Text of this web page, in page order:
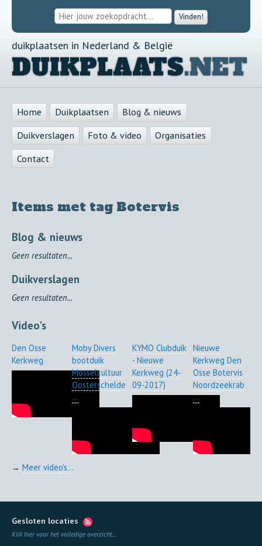
Vinden!
duikplaatsen in Nederland & België
DUIKPLAATS.NET
Home Duikplaatsen
Blog & nieuws
Duikverslagen
Foto & video
Organisaties
Contact
Items met tag Botervis
Blog & nieuws
Geen resultaten...
Duikverslagen
Geen resultaten...
Video's
Den Osse
Kerkweg
Moby Divers
bootduik
Mosselcultuur
Oosterschelde
...
KYMO Clubduik
- Nieuwe
Kerkweg (24-
09-2017)
Nieuwe
Kerkweg Den
Osse Botervis
Noordzeekrab
...
→ Meer video's...
Gesloten locaties
Klik hier voor het volledige overzicht